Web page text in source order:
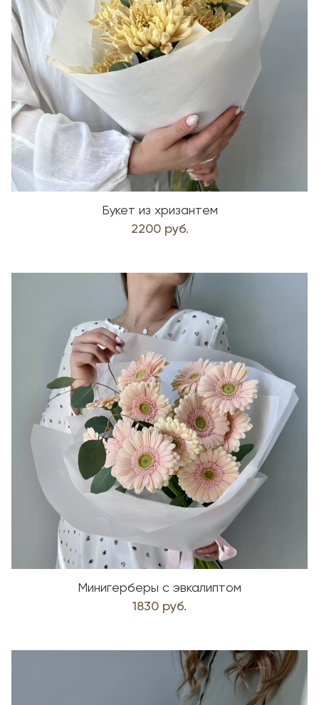
Букет из хризантем
2200 руб.
Минигерберы с эвкалиптом
1830 руб.